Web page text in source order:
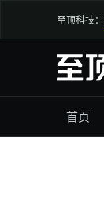
至顶科技：
首页